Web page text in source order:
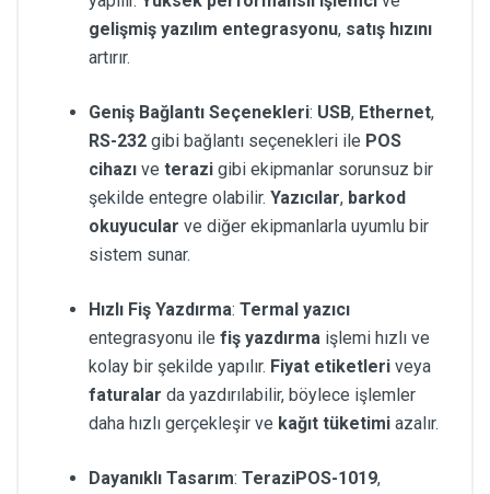
gelişmiş yazılım entegrasyonu, satış hızını
artırır.
Geniş Bağlantı Seçenekleri: USB, Ethernet,
RS-232 gibi bağlantı seçenekleri ile POS
cihazı ve terazi gibi ekipmanlar sorunsuz bir
şekilde entegre olabilir. Yazıcılar, barkod
okuyucular ve diğer ekipmanlarla uyumlu bir
sistem sunar.
Hızlı Fiş Yazdırma: Termal yazıcı
entegrasyonu ile fiş yazdırma işlemi hızlı ve
kolay bir şekilde yapılır. Fiyat etiketleri veya
faturalar da yazdırılabilir, böylece işlemler
daha hızlı gerçekleşir ve kağıt tüketimi azalır.
Dayanıklı Tasarım: TeraziPOS-1019,